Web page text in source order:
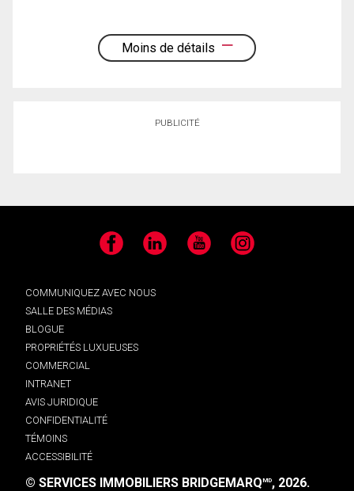
Moins de détails
PUBLICITÉ
Facebook LinkedIn YouTube Instagram
COMMUNIQUEZ AVEC NOUS
SALLE DES MÉDIAS
BLOGUE
PROPRIÉTÉS LUXUEUSES
COMMERCIAL
INTRANET
AVIS JURIDIQUE
CONFIDENTIALITÉ
TÉMOINS
ACCESSIBILITÉ
© SERVICES IMMOBILIERS BRIDGEMARQMD, 2026.